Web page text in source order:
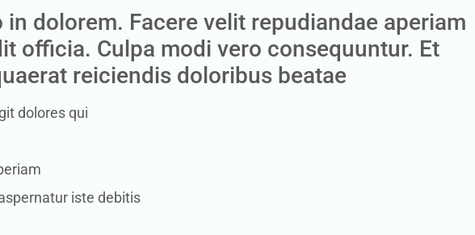
in dolorem. Facere velit repudiandae aperiam
officia. Culpa modi vero consequuntur. Et
reiciendis doloribus beatae
dolores qui
iste debitis